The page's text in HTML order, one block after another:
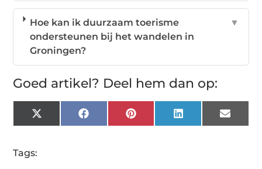
Hoe kan ik duurzaam toerisme
ondersteunen bij het wandelen in
Groningen?
▼
Goed artikel? Deel hem dan op:
X
(Twitter)
FacebookPinterestLinkedIn Email
Tags: